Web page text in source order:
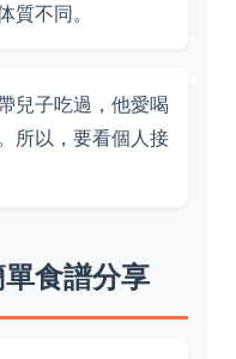
質不同。
兒子吃過，他愛喝
所以，要看個人接
食譜分享